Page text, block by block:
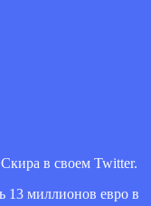
в своем Twitter.
13 миллионов евро в